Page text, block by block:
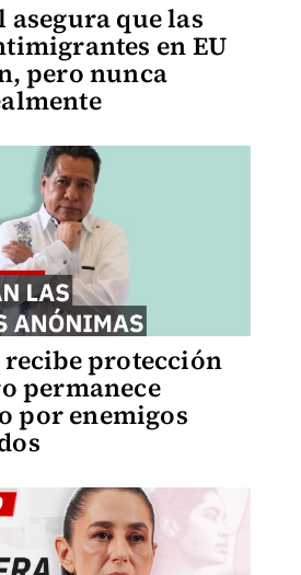
que las
en EU
pero nunca
protección
permanece
por enemigos